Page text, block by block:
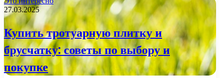
27.03.2025
Купить тротуарную плитку и
брусчатку: советы по выбору и
покупке